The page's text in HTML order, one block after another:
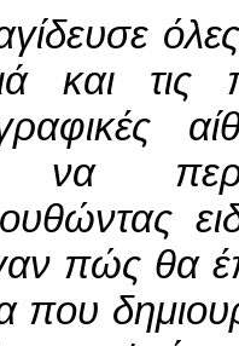
και τις
να
πώς θα
που